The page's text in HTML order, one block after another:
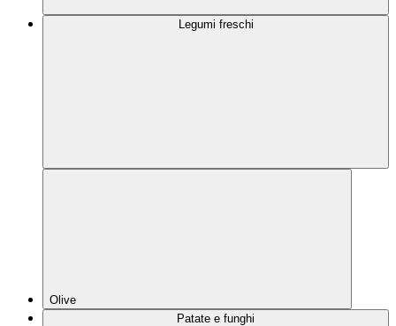
Legumi freschi
Olive
Patate e funghi